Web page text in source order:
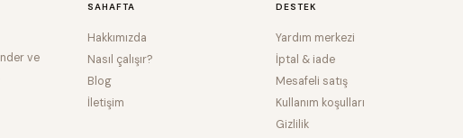
ve
SAHAFTA
Hakkımızda
Nasıl çalışır?
Blog
İletişim
DESTEK
Yardım merkezi
İptal & iade
Mesafeli satış
Kullanım koşulları
Gizlilik